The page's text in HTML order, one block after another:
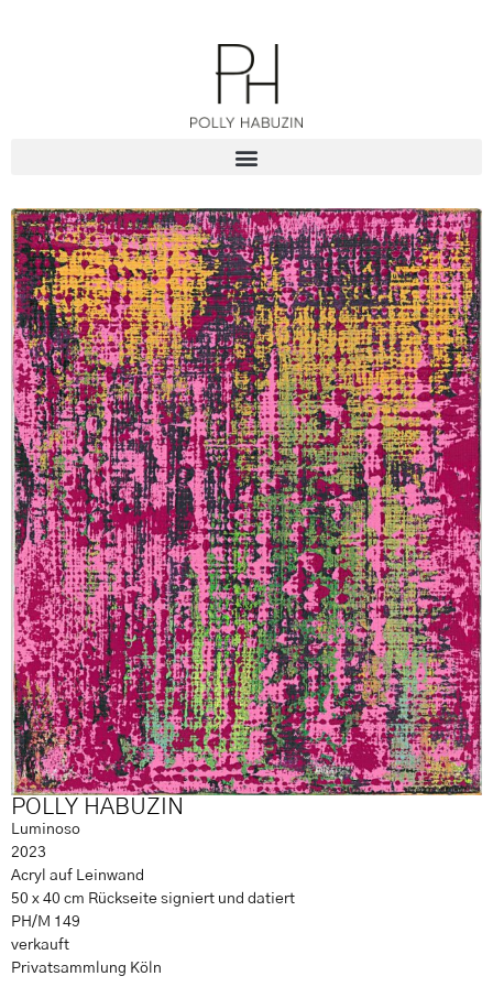
POLLY HABUZIN
Luminoso
2023
Acryl auf Leinwand
50 x 40 cm Rückseite signiert und datiert
PH/M 149
verkauft
Privatsammlung Köln